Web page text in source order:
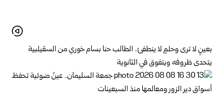
بعينٍ لا ترى وحلمٍ لا ينطفئ.. الطالب حنا بسام خوري من السقيلبية
يتحدى ظروفه ويتفوق في الثانوية